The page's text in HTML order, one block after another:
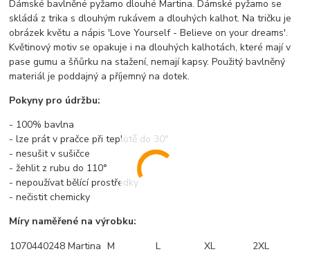
Dámské bavlněné pyžamo dlouhé Martina. Dámské pyžamo se
skládá z trika s dlouhým rukávem a dlouhých kalhot. Na tričku je
obrázek květu a nápis 'Love Yourself - Believe on your dreams'.
Květinový motiv se opakuje i na dlouhých kalhotách, které mají v
pase gumu a šňůrku na stažení, nemají kapsy. Použitý bavlněný
materiál je poddajný a příjemný na dotek.
Pokyny pro údržbu:
- 100% bavlna
- lze prát v pračce při teplotě do 30°
- nesušit v sušičce
- žehlit z rubu do 110°
- nepoužívat bělící prostředky
- nečistit chemicky
Míry naměřené na výrobku:
1070440248 Martina M L XL
2XL